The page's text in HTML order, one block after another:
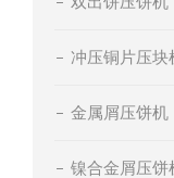
冲压铜片压块
金属屑压饼机
镍合金屑压饼